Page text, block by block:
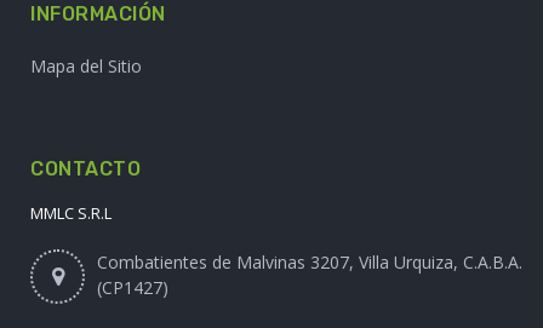
INFORMACIÓN
Mapa del Sitio
CONTACTO
MMLC S.R.L
Combatientes de Malvinas 3207, Villa Urquiza, C.A.B.A.
(CP1427)